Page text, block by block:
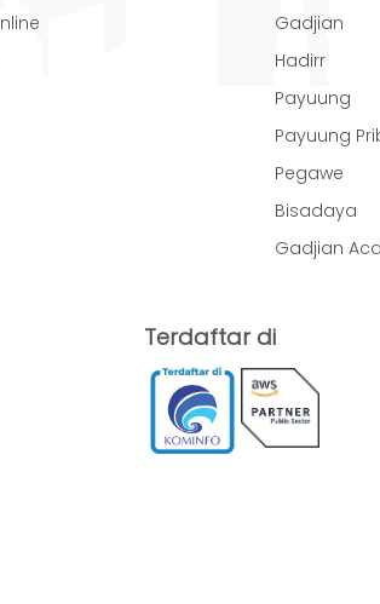
Gadjian
Hadirr
Payuung
Payuung
Pegawe
Bisadaya
Gadjian
Terdaftar di